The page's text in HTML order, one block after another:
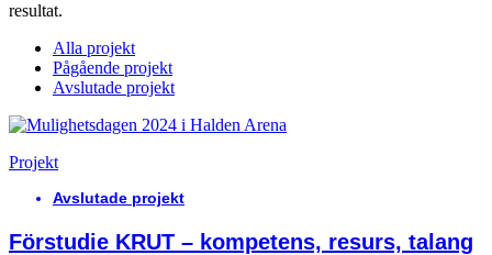
resultat.
Alla projekt
Pågående projekt
Avslutade projekt
Projekt
Avslutade projekt
Förstudie KRUT – kompetens, resurs, talang